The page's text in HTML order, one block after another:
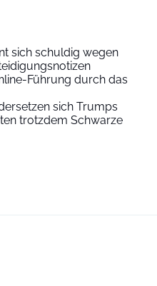
sich schuldig wegen
Führung durch das
sich Trumps
trotzdem Schwarze